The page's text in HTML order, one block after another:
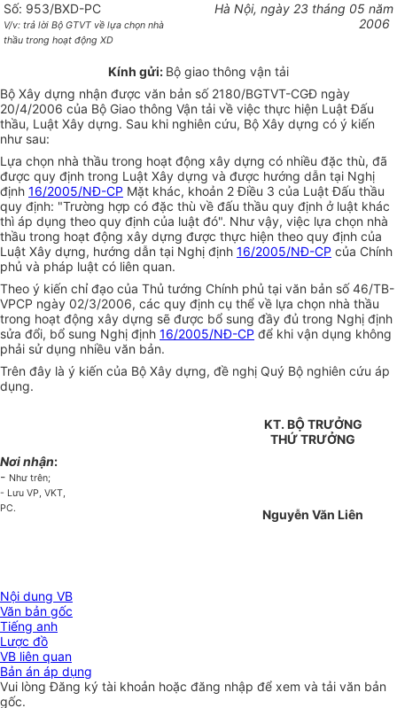
Số: 953/BXD-PC
V/v: trả lời Bộ GTVT về lựa chọn nhà
thầu trong hoạt động XD
Hà Nội, ngày 23 tháng 05 năm
2006
Kính gửi: Bộ giao thông vận tải
Bộ Xây dựng nhận được văn bản số 2180/BGTVT-CGĐ ngày
20/4/2006 của Bộ Giao thông Vận tải về việc thực hiện Luật Đấu
thầu, Luật Xây dựng. Sau khi nghiên cứu, Bộ Xây dựng có ý kiến
như sau:
Lựa chọn nhà thầu trong hoạt động xây dựng có nhiều đặc thù, đã
được quy định trong Luật Xây dựng và được hướng dẫn tại Nghị
định 16/2005/NĐ-CP Mặt khác, khoản 2 Điều 3 của Luật Đấu thầu
quy định: "Trường hợp có đặc thù về đấu thầu quy định ở luật khác
thì áp dụng theo quy định của luật đó". Như vậy, việc lựa chọn nhà
thầu trong hoạt động xây dựng được thực hiện theo quy định của
Luật Xây dựng, hướng dẫn tại Nghị định 16/2005/NĐ-CP của Chính
phủ và pháp luật có liên quan.
Theo ý kiến chỉ đạo của Thủ tướng Chính phủ tại văn bản số 46/TB-
VPCP ngày 02/3/2006, các quy định cụ thể về lựa chọn nhà thầu
trong hoạt động xây dựng sẽ được bổ sung đầy đủ trong Nghị định
sửa đổi, bổ sung Nghị định 16/2005/NĐ-CP để khi vận dụng không
phải sử dụng nhiều văn bản.
Trên đây là ý kiến của Bộ Xây dựng, đề nghị Quý Bộ nghiên cứu áp
dụng.
Nơi nhận:
- Như trên;
- Lưu VP, VKT,
PC.
KT. BỘ TRƯỞNG
THỨ TRƯỞNG
Nguyễn Văn Liên
Nội dung VB
Văn bản gốc
Tiếng anh
Lược đồ
VB liên quan
Bản án áp dụng
Vui lòngĐăng ký tài khoản hoặc đăng nhập để xem và tải văn bản
gốc.